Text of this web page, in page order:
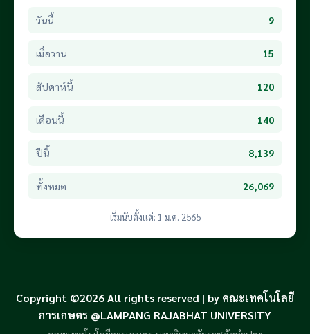
วันนี้ 9
เมื่อวาน 15
สัปดาห์นี้ 120
เดือนนี้ 140
ปีนี้ 8,139
ทั้งหมด 26,069
เริ่มนับตั้งแต่: 1 ม.ค. 2565
Copyright ©2026 All rights reserved | by คณะเทคโนโลยี
การเกษตร @LAMPANG RAJABHAT UNIVERSITY